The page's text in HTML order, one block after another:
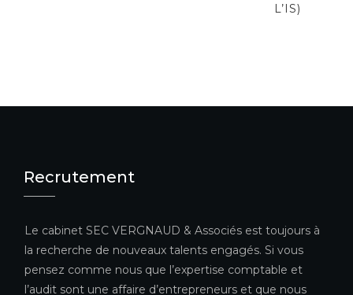
L’IS)
Recrutement
Le cabinet SEC VERGNAUD & Associés est toujours à
la recherche de nouveaux talents engagés. Si vous
pensez comme nous que l’expertise comptable et
l’audit sont une affaire d’entrepreneurs et que nous